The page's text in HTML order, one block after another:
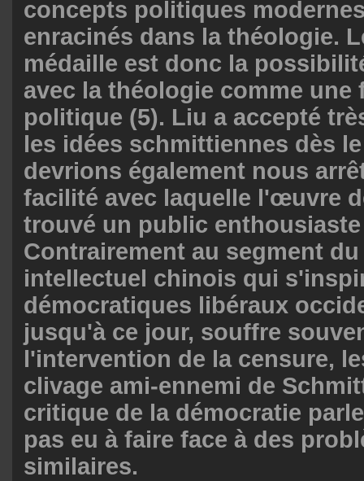
concepts politiques
enracinés dans la théologie.
médaille est donc la
avec la théologie comme une
politique (5). Liu a accepté
les idées schmittiennes dès
devrions également nous
facilité avec laquelle l'œuvre
trouvé un public
Contrairement au segment
intellectuel chinois qui
démocratiques libéraux
jusqu'à ce jour, souffre
l'intervention de la censure,
clivage ami-ennemi de
critique de la démocratie
pas eu à faire face à des
similaires.